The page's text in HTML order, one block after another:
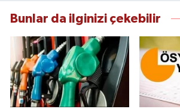
Bunlar da ilginizi çekebilir